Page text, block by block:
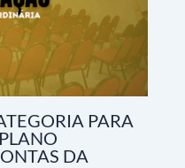
PARA
DA